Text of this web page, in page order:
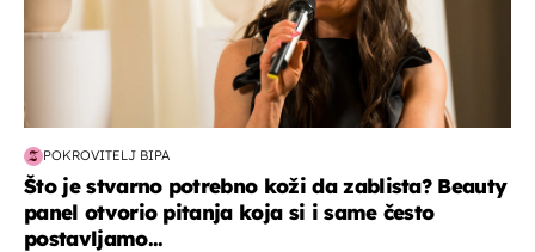
POKROVITELJ BIPA
Što je stvarno potrebno koži da zablista? Beauty
panel otvorio pitanja koja si i same često
postavljamo...